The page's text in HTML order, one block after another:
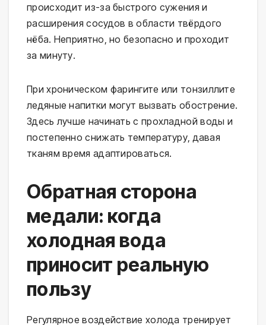
происходит из-за быстрого сужения и
расширения сосудов в области твёрдого
нёба. Неприятно, но безопасно и проходит
за минуту.
При хроническом фарингите или тонзиллите
ледяные напитки могут вызвать обострение.
Здесь лучше начинать с прохладной воды и
постепенно снижать температуру, давая
тканям время адаптироваться.
Обратная сторона
медали: когда
холодная вода
приносит реальную
пользу
Регулярное воздействие холода тренирует